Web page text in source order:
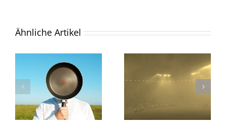
Ähnliche Artikel